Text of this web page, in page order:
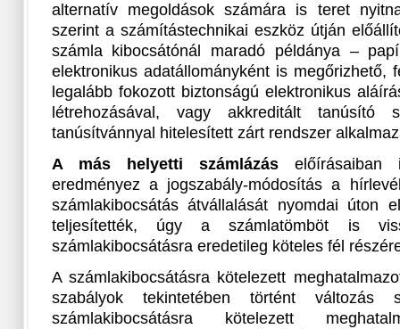
alternatív megoldások számára is teret
szerint a számítástechnikai eszköz útján
számla kibocsátónál maradó példánya –
elektronikus adatállományként is megőrizhető,
legalább fokozott biztonságú elektronikus
létrehozásával, vagy akkreditált tanúsító
tanúsítvánnyal hitelesített zárt rendszer
A más helyetti számlázáselőírásaiban
eredményez a jogszabály-módosítás a
számlakibocsátás átvállalását nyomdai úton
teljesítették, úgy a számlatömböt is
számlakibocsátásra eredetileg köteles fél
A számlakibocsátásra kötelezett
szabályok tekintetében történt
számlakibocsátásra kötelezett